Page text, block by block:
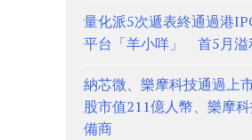
量化派5次遞表終通過港
平台「羊小咩」 首5月溢
納芯微、樂摩科技通過
股市值211億人幣、樂摩
備商